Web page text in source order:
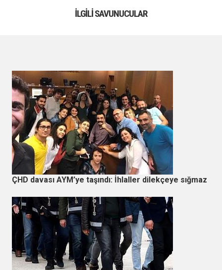
İLGILI SAVUNUCULAR
ÇHD davası AYM’ye taşındı: İhlaller dilekçeye sığmaz